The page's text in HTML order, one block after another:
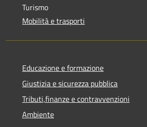
Turismo
Mobilità e trasporti
Educazione e formazione
Giustizia e sicurezza pubblica
Tributi,finanze e contravvenzioni
Ambiente